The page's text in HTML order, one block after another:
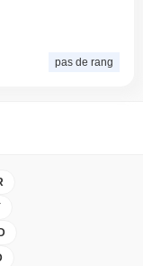
pas de rang